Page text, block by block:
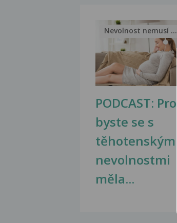
PODCAST: Proč
byste se s
těhotenskými
nevolnostmi
měla...
Nevolnost nemusí být nutnou...